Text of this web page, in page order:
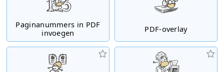
Paginanummers in PDF
invoegen
PDF-overlay